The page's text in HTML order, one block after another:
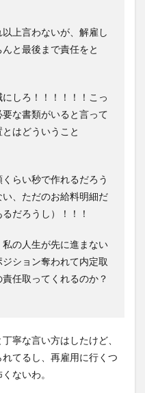
上言わないが、解雇し
と最後まで責任をと
しろ！！！！！！こっ
な書類がいると言って
はどういうこと
らい秒で作れるだろう
、ただのお給料明細だ
だろうし）！！！
の人生が先に進まない
ション奪われて内定取
任取ってくれるのか？
寧な言い方はしたけど、
てるし、再雇用に行くつ
ないわ。